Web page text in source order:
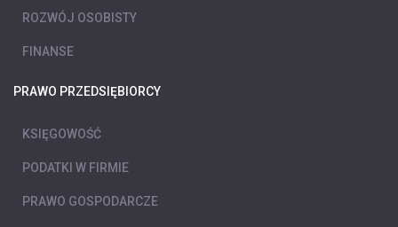
ROZWÓJ OSOBISTY
FINANSE
PRAWO PRZEDSIĘBIORCY
KSIĘGOWOŚĆ
PODATKI W FIRMIE
PRAWO GOSPODARCZE